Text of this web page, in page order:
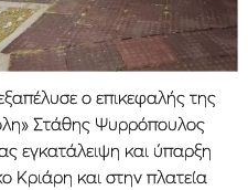
ο επικεφαλής της
Στάθης Ψυρρόπουλος
εγκατάλειψη και ύπαρξη
Κριάρη και στην πλατεία